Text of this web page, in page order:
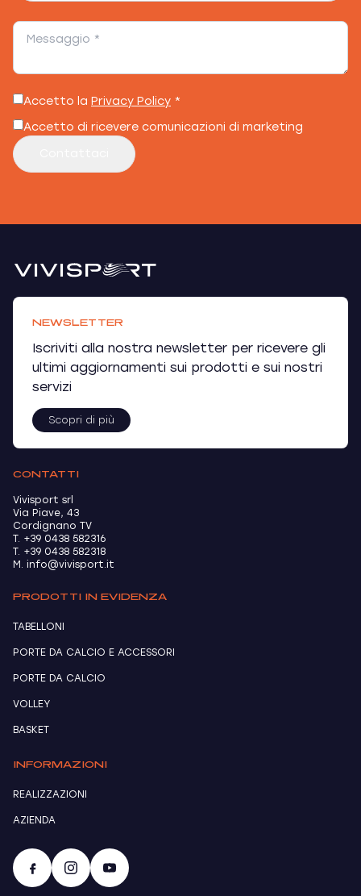
Accetto la Privacy Policy *
Accetto di ricevere comunicazioni di marketing
NEWSLETTER
Iscriviti alla nostra newsletter per ricevere gli
ultimi aggiornamenti sui prodotti e sui nostri
servizi
Scopri di più
CONTATTI
Vivisport srl
Via Piave, 43
Cordignano TV
T. +39 0438 582316
T. +39 0438 582318
M. info@vivisport.it
PRODOTTI IN EVIDENZA
TABELLONI
PORTE DA CALCIO E ACCESSORI
PORTE DA CALCIO
VOLLEY
BASKET
INFORMAZIONI
REALIZZAZIONI
AZIENDA